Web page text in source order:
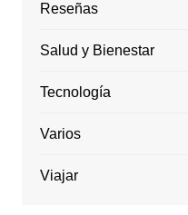
Reseñas
Salud y Bienestar
Tecnología
Varios
Viajar